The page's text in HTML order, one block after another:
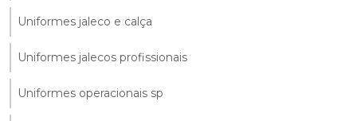
Uniformes jaleco e calça
Uniformes jalecos profissionais
Uniformes operacionais sp